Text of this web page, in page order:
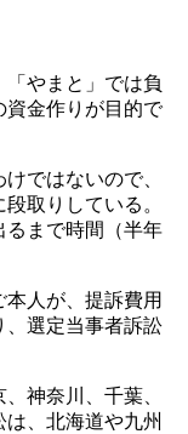
「やまと」では負
資金作りが目的で
ではないので、
取りしている。
るまで時間（半年
人が、提訴費用
、選定当事者訴訟
神奈川、千葉、
、北海道や九州